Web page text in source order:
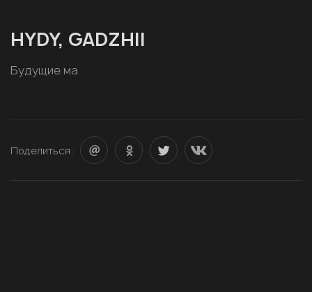
HYDY, GADZHII
Будущие ма
Поделиться: